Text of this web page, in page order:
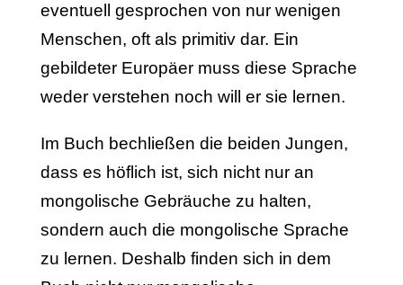
eventuell gesprochen von nur wenigen
Menschen, oft als primitiv dar. Ein
gebildeter Europäer muss diese Sprache
weder verstehen noch will er sie lernen.
Im Buch bechließen die beiden Jungen,
dass es höflich ist, sich nicht nur an
mongolische Gebräuche zu halten,
sondern auch die mongolische Sprache
zu lernen. Deshalb finden sich in dem